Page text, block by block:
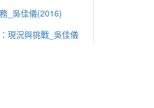
_吳佳儀(2016)
現況與挑戰_吳佳儀